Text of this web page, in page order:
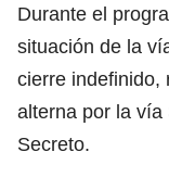
Durante el
situación de la
cierre indefinido,
alterna por la vía
Secreto.